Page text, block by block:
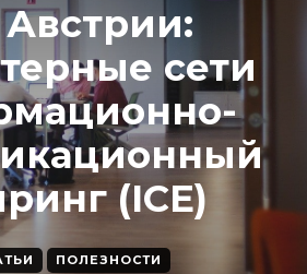
сети
(ICE)
ПОЛЕЗНОСТИ